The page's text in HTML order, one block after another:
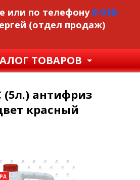
или по телефону 8-918-
(отдел продаж)
ТОВАРОВ
(5л.) антифриз
красный